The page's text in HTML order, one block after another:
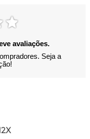
avaliações.
Seja a